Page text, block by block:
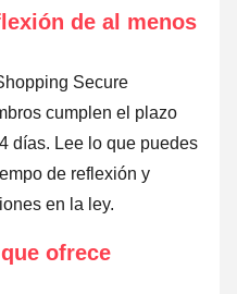
de al menos
Secure
cumplen el plazo
días. Lee lo que puedes
de reflexión y
en la ley.
ofrece